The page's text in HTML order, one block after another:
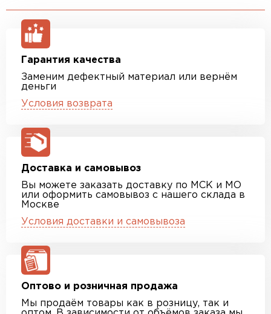
Гарантия качества
Заменим дефектный материал или вернём
деньги
Условия возврата
Доставка и самовывоз
Вы можете заказать доставку по МСК и МО
или оформить самовывоз с нашего склада в
Москве
Условия доставки и самовывоза
Оптово и розничная продажа
Мы продаём товары как в розницу, так и